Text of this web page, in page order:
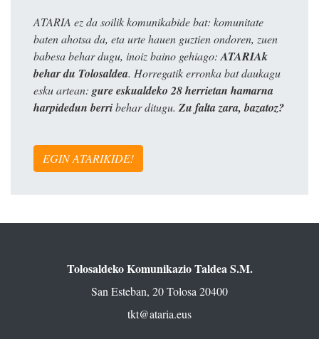
ATARIA ez da soilik komunikabide bat: komunitate
baten ahotsa da, eta urte hauen guztien ondoren, zuen
babesa behar dugu, inoiz baino gehiago: ATARIAk
behar du Tolosaldea. Horregatik erronka bat daukagu
esku artean: gure eskualdeko 28 herrietan hamarna
harpidedun berribehar ditugu. Zu falta zara, bazatoz?
EGIN ATARIKIDE!
Tolosaldeko Komunikazio Taldea S.M.
San Esteban, 20 Tolosa 20400
tkt@ataria.eus